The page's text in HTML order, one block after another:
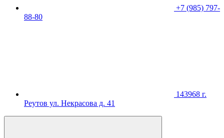
+7 (985) 797-
88-80
143968 г.
Реутов ул. Некрасова д. 41